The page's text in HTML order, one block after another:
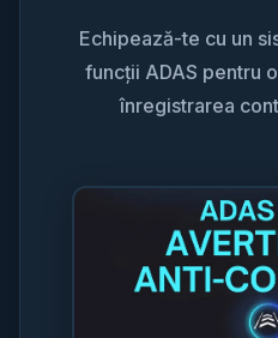
Echipează-te cu un
funcții ADAS pentru
înregistrarea